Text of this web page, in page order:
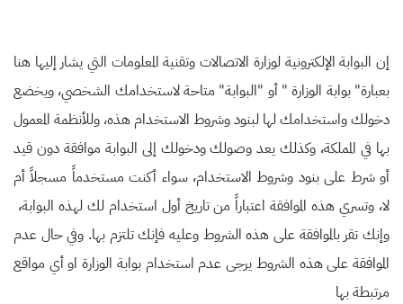
إن البوابة الإلكترونية لوزارة الاتصالات وتقنية المعلومات التي يشار إليها هنا
بعبارة" بوابة الوزارة " أو "البوابة" متاحة لاستخدامك الشخصي، ويخضع
دخولك واستخدامك لها لبنود وشروط الاستخدام هذه، وللأنظمة المعمول
بها في المملكة، وكذلك يعد وصولك ودخولك إلى البوابة موافقة دون قيد
أو شرط على بنود وشروط الاستخدام، سواء أكنت مستخدماً مسجلاً أم
لا، وتسري هذه الموافقة اعتباراً من تاريخ أول استخدام لك لهذه البوابة،
وإنك تقر بالموافقة على هذه الشروط وعليه فإنك تلتزم بها. وفي حال عدم
الموافقة على هذه الشروط يرجى عدم استخدام بوابة الوزارة او أي مواقع
مرتبطة بها